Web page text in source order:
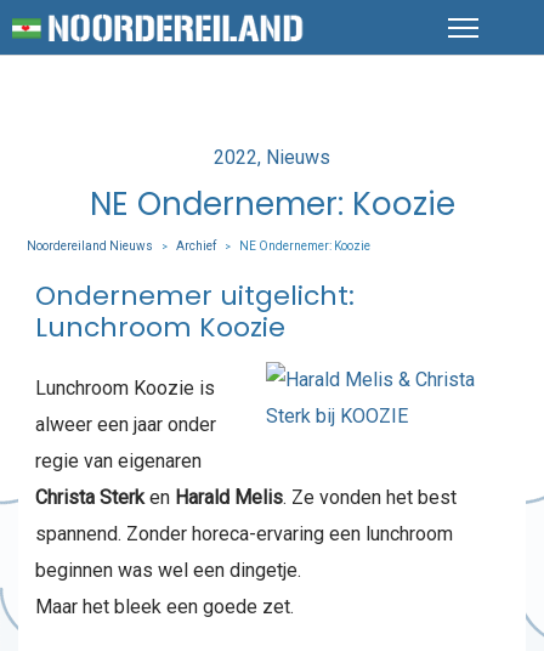
Posted
2022 Nieuws
NE Ondernemer: Koozie
Noordereiland Nieuws > Archief > NE Ondernemer: Koozie
Ondernemer uitgelicht:
Lunchroom Koozie
Lunchroom Koozie is
alweer een jaar onder
regie van eigenaren
Christa Sterken Harald Melis. Ze vonden het best
spannend. Zonder horeca-ervaring een lunchroom
beginnen was wel een dingetje.
Maar het bleek een goede zet.